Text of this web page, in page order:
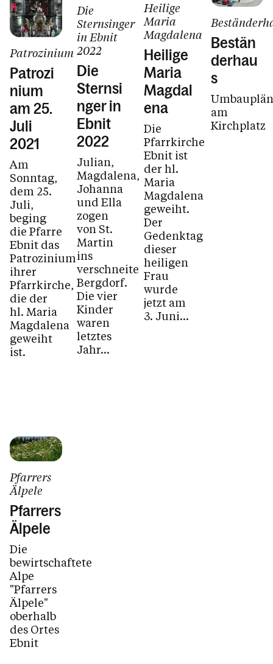
Patrozinium
Patrozi
nium
am 25.
Juli
2021
Am
Sonntag,
dem 25.
Juli,
beging
die Pfarre
Ebnit das
Patrozinium
ihrer
Pfarrkirche,
die der
hl. Maria
Magdalena
geweiht
ist.
Die
Sternsinger
in Ebnit
2022
Die
Sternsi
nger in
Ebnit
2022
Julian,
Magdalena,
Johanna
und Ella
zogen
von St.
Martin
ins
verschneite
Bergdorf.
Die vier
Kinder
waren
letztes
Jahr...
Heilige
Maria
Magdalena
Heilige
Maria
Magdal
ena
Die
Pfarrkirche
Ebnit ist
der hl.
Maria
Magdalena
geweiht.
Der
Gedenktag
dieser
heiligen
Frau
wurde
jetzt am
3. Juni...
Bestän
derhau
s
am
Kirchplatz
Pfarrers
Älpele
Pfarrers
Älpele
Die
bewirtschaftete
Alpe
"Pfarrers
Älpele"
oberhalb
des Ortes
Ebnit